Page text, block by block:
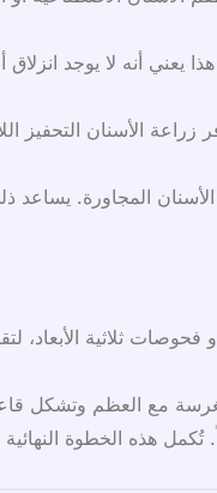
يعني أنه لا يوجد
الأسنان التحفيز
المجاورة. يساعد
ثلاثية الأبعاد،
مع العظم وتشكل
هذه الخطوة